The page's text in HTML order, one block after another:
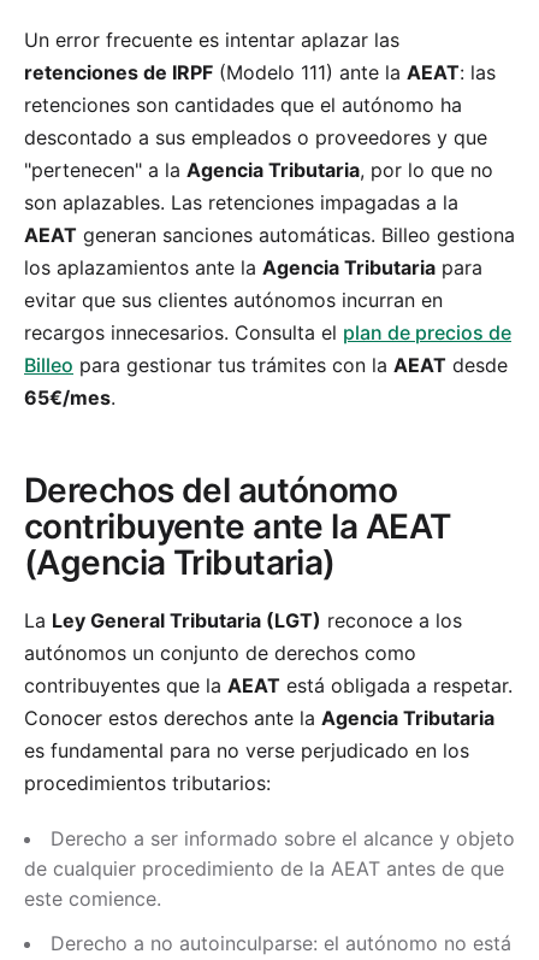
Un error frecuente es intentar aplazar las
retenciones de IRPF (Modelo 111) ante la AEAT: las
retenciones son cantidades que el autónomo ha
descontado a sus empleados o proveedores y que
"pertenecen" a la Agencia Tributaria, por lo que no
son aplazables. Las retenciones impagadas a la
AEAT generan sanciones automáticas. Billeo gestiona
los aplazamientos ante la Agencia Tributaria para
evitar que sus clientes autónomos incurran en
recargos innecesarios. Consulta el plan de precios de
Billeo para gestionar tus trámites con la AEAT desde
65€/mes.
Derechos del autónomo
contribuyente ante la AEAT
(Agencia Tributaria)
La Ley General Tributaria (LGT) reconoce a los
autónomos un conjunto de derechos como
contribuyentes que la AEAT está obligada a respetar.
Conocer estos derechos ante la Agencia Tributaria
es fundamental para no verse perjudicado en los
procedimientos tributarios:
Derecho a ser informado sobre el alcance y objeto
de cualquier procedimiento de la AEAT antes de que
este comience.
Derecho a no autoinculparse: el autónomo no está